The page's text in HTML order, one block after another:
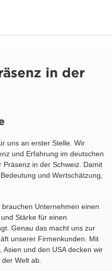
in der
uns an erster Stelle. Wir
und Erfahrung im deutschen
in der Schweiz. Damit
und Wertschätzung,
Unternehmen einen
Stärke für einen
Genau das macht uns zur
unserer Firmenkunden. Mit
und den USA decken wir
Welt ab.